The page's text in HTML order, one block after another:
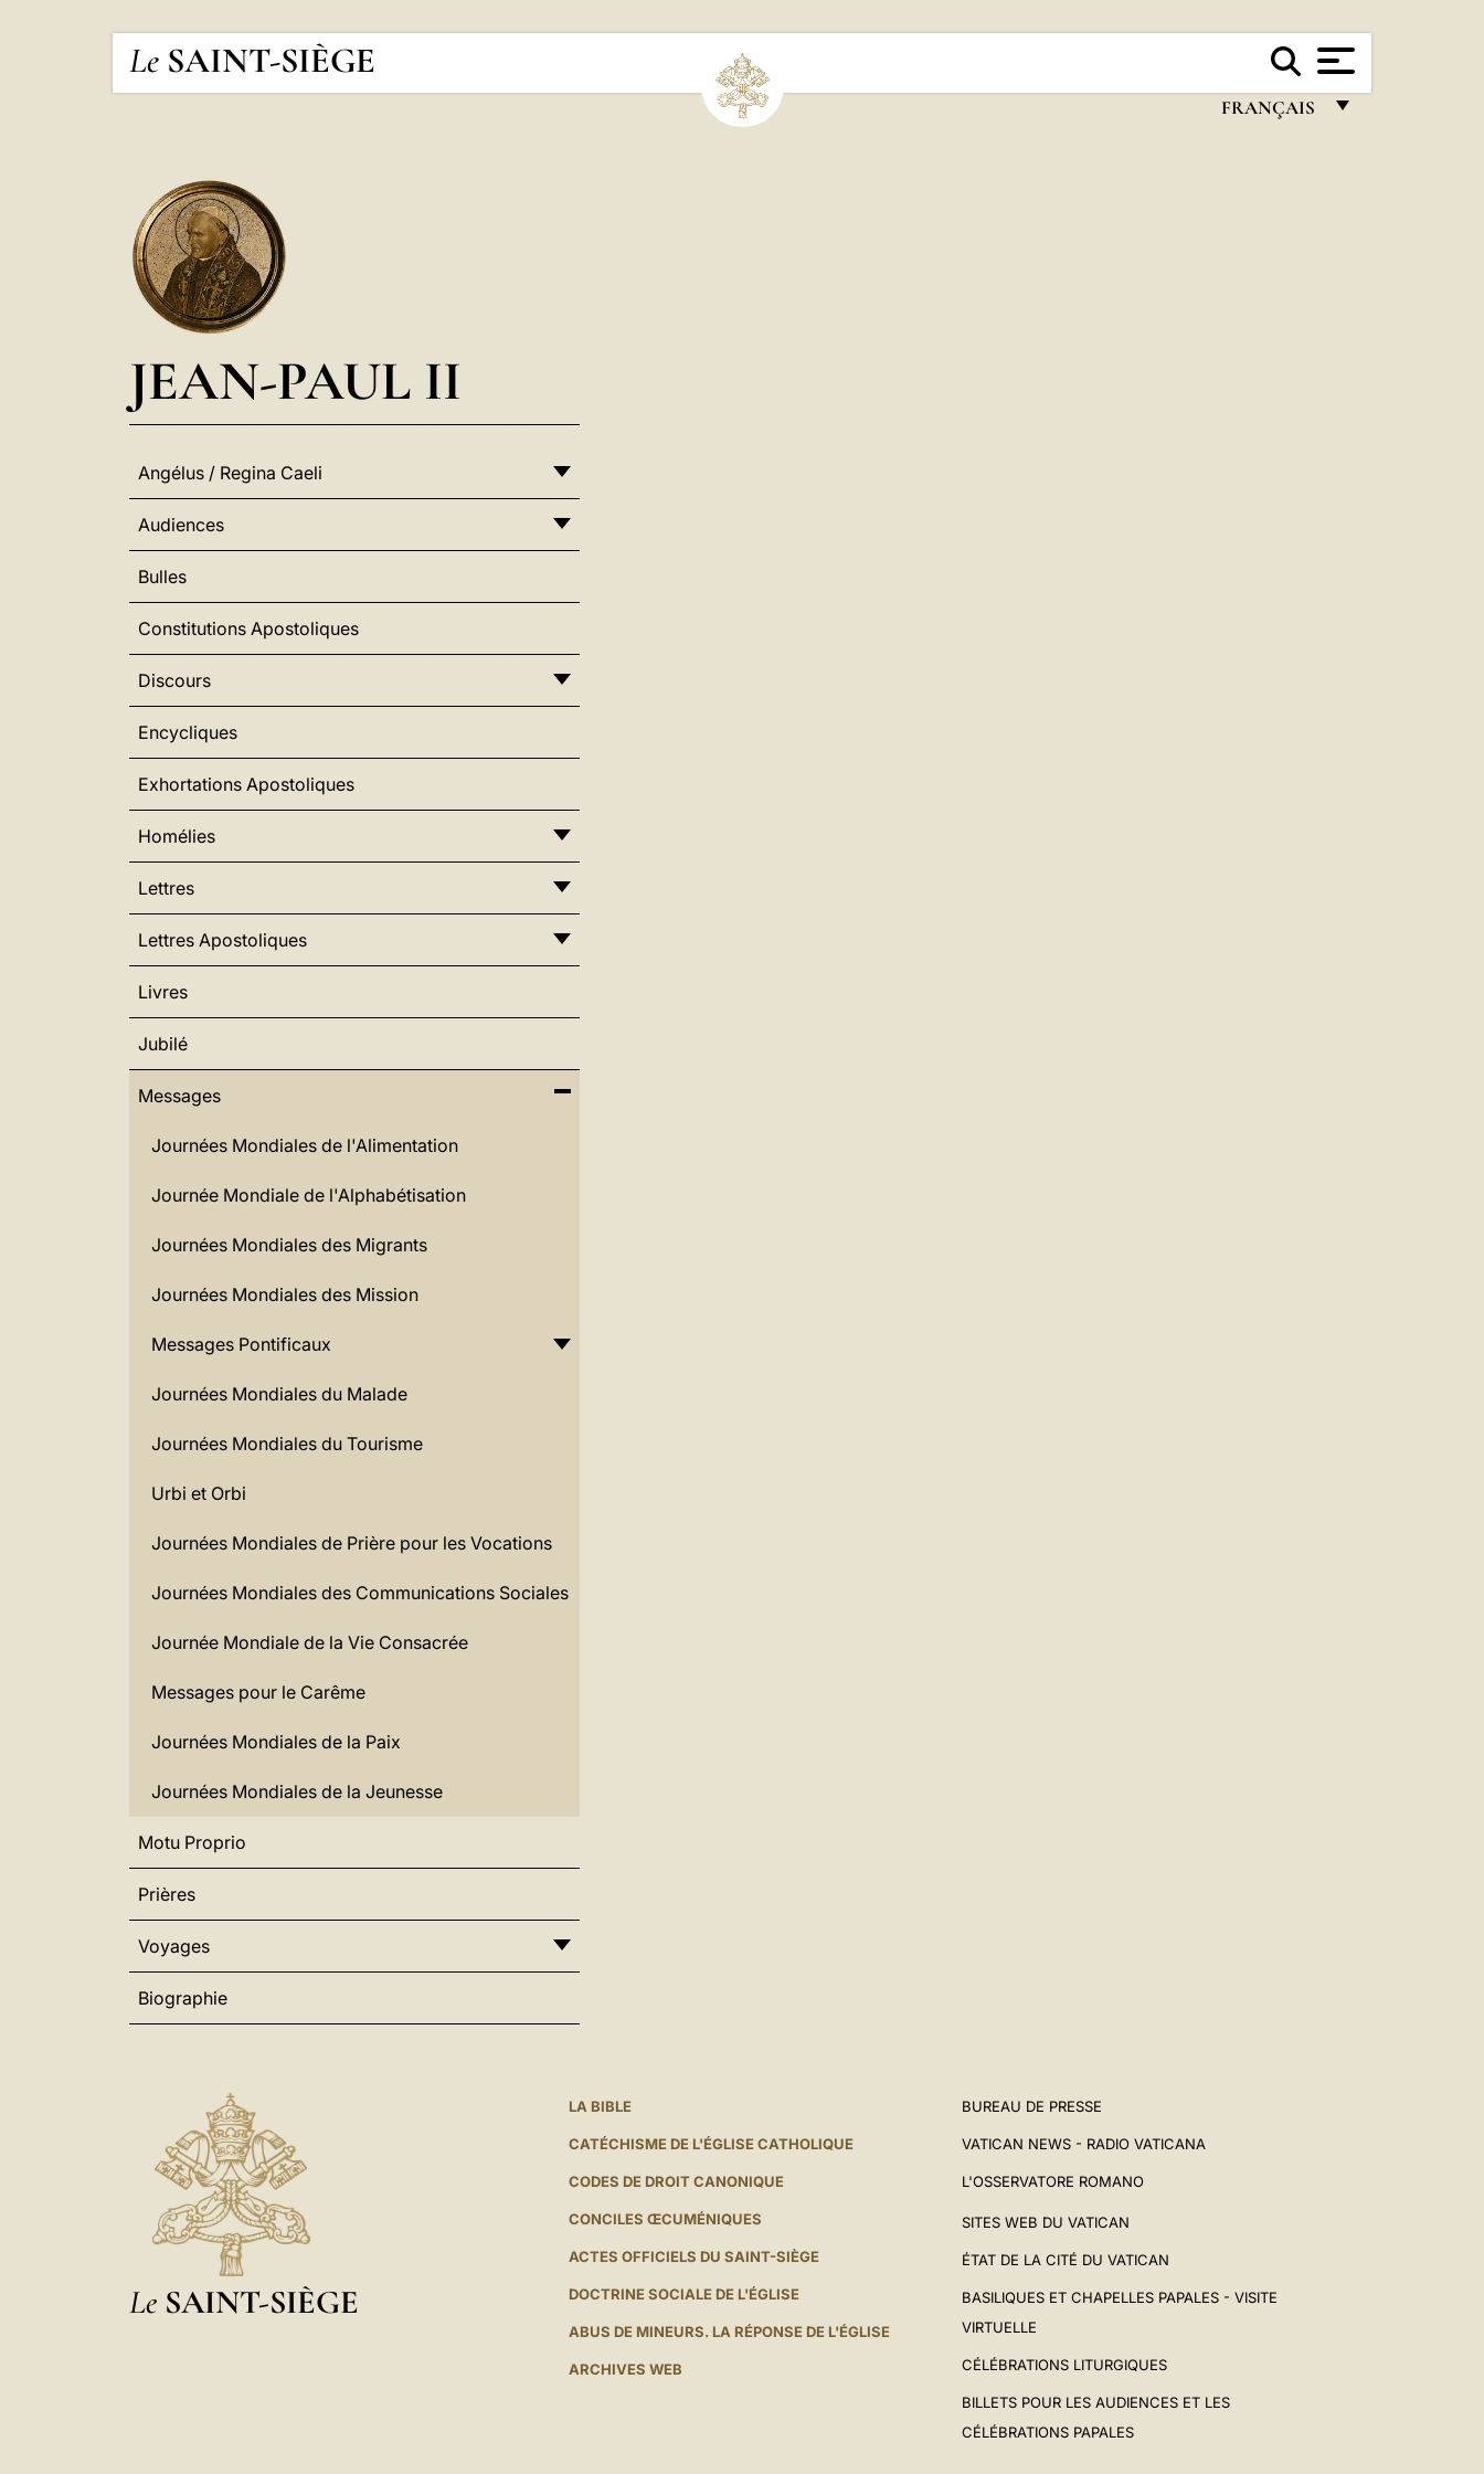
Le SAINT-SIÈGE
FRANÇAIS
JEAN-PAUL II
Angélus / Regina Caeli
Audiences
Bulles
Constitutions Apostoliques
Discours
Encycliques
Exhortations Apostoliques
Homélies
Lettres
Lettres Apostoliques
Livres
Jubilé
Messages
Journées Mondiales de l'Alimentation
Journée Mondiale de l'Alphabétisation
Journées Mondiales des Migrants
Journées Mondiales des Mission
Messages Pontificaux
Journées Mondiales du Malade
Journées Mondiales du Tourisme
Urbi et Orbi
Journées Mondiales de Prière pour les Vocations
Journées Mondiales des Communications Sociales
Journée Mondiale de la Vie Consacrée
Messages pour le Carême
Journées Mondiales de la Paix
Journées Mondiales de la Jeunesse
Motu Proprio
Prières
Voyages
Biographie
Le SAINT-SIÈGE
LA BIBLE
CATÉCHISME DE L'ÉGLISE CATHOLIQUE
CODES DE DROIT CANONIQUE
CONCILES ŒCUMÉNIQUES
ACTES OFFICIELS DU SAINT-SIÈGE
DOCTRINE SOCIALE DE L'ÉGLISE
ABUS DE MINEURS. LA RÉPONSE DE L'ÉGLISE
ARCHIVES WEB
BUREAU DE PRESSE
VATICAN NEWS - RADIO VATICANA
L'OSSERVATORE ROMANO
SITES WEB DU VATICAN
ÉTAT DE LA CITÉ DU VATICAN
BASILIQUES ET CHAPELLES PAPALES - VISITE
VIRTUELLE
CÉLÉBRATIONS LITURGIQUES
BILLETS POUR LES AUDIENCES ET LES
CÉLÉBRATIONS PAPALES